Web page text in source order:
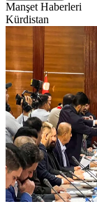
Manşet Haberleri
Kürdistan